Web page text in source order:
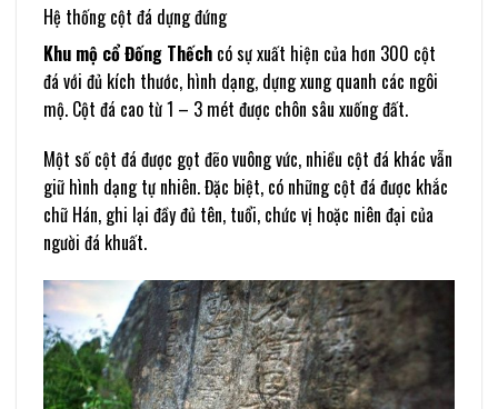
Hệ thống cột đá dựng đứng
Khu mộ cổ Đống Thếch có sự xuất hiện của hơn 300 cột
đá với đủ kích thước, hình dạng, dựng xung quanh các ngôi
mộ. Cột đá cao từ 1 – 3 mét được chôn sâu xuống đất.
Một số cột đá được gọt đẽo vuông vức, nhiều cột đá khác vẫn
giữ hình dạng tự nhiên. Đặc biệt, có những cột đá được khắc
chữ Hán, ghi lại đầy đủ tên, tuổi, chức vị hoặc niên đại của
người đá khuất.